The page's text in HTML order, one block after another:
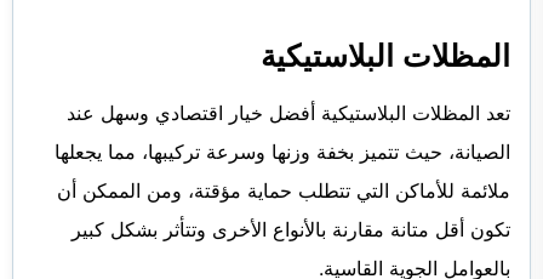
المظلات البلاستيكية
تعد المظلات البلاستيكية أفضل خيار اقتصادي وسهل عند
الصيانة، حيث تتميز بخفة وزنها وسرعة تركيبها، مما يجعلها
ملائمة للأماكن التي تتطلب حماية مؤقتة، ومن الممكن أن
تكون أقل متانة مقارنة بالأنواع الأخرى وتتأثر بشكل كبير
بالعوامل الجوية القاسية.